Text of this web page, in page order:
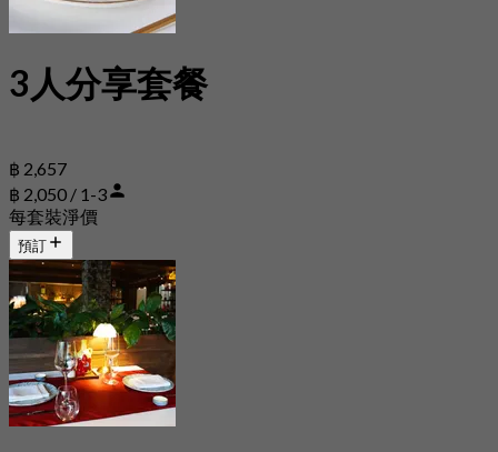
3人分享套餐
฿ 2,657
฿ 2,050 / 1-3
每套裝淨價
預訂